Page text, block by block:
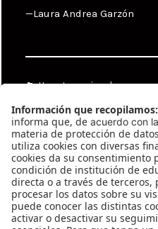
—Laura Andrea Garzón
Categories
Uncategorized
Tags
Alejandro Giraldo,
Pinzon ,Juan Mejia,
María José Sánchez
Navegación
de
Previous
Previous
González #182